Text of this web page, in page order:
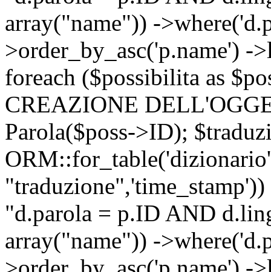
array("name")) -
>order_by_asc('p.name')
foreach ($possibilita as
CREAZIONE
Parola($poss->ID);
"d.parola = p.ID AND
array("name")) -